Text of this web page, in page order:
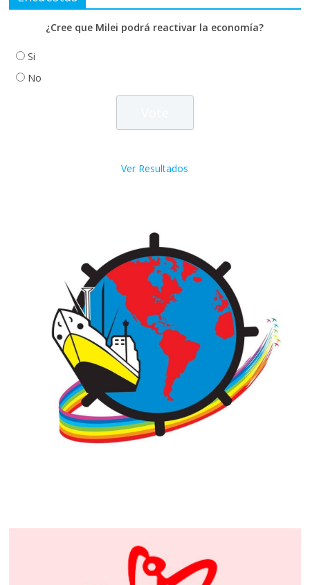
¿Cree que Milei podrá reactivar la economía?
Si
No
Ver Resultados